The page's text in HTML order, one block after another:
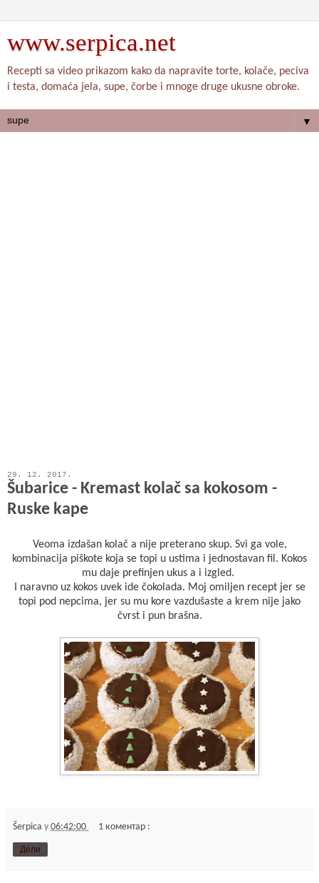
www.serpica.net
Recepti sa video prikazom kako da napravite torte, kolače, peciva
i testa, domaća jela, supe, čorbe i mnoge druge ukusne obroke.
▼
29. 12. 2017.
Šubarice - Kremast kolač sa kokosom -
Ruske kape
Veoma izdašan kolač a nije preterano skup. Svi ga vole,
kombinacija piškote koja se topi u ustima i jednostavan fil. Kokos
mu daje prefinjen ukus a i izgled.
I naravno uz kokos uvek ide čokolada. Moj omiljen recept jer se
topi pod nepcima, jer su mu kore vazdušaste a krem nije jako
čvrst i pun brašna.
Šerpica у 06:42:00 1 коментар :
Дели